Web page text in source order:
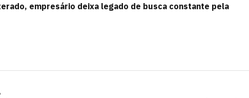
empresário deixa legado de busca constante pela